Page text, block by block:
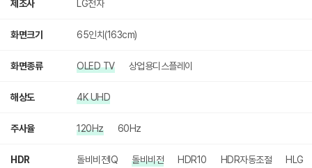
제조사 LG전자
화면크기 65인치(163cm)
화면종류 OLED TV 상업용디스플레이
해상도 4K UHD
주사율 120Hz 60Hz
HDR 돌비비전IQ 돌비비전 HDR10 HDR자동조절 HLG